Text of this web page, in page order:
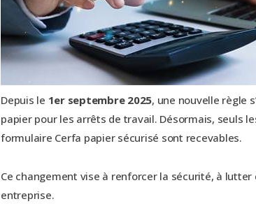
Depuis le 1er septembre 2025, une nouvelle règle
papier pour les arrêts de travail. Désormais, seuls
formulaire Cerfa papier sécurisé sont recevables.
Ce changement vise à renforcer la sécurité, à
entreprise.